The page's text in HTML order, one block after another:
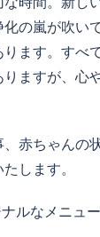
の嵐が吹い
ます。すべ
ますが、心
赤ちゃんの
します。
ルなメニュー